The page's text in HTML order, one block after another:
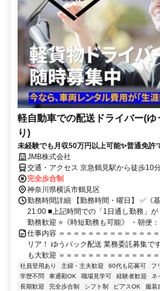
軽自動車での配送ドライバー(
り)
未経験でも月収50万円以上可能✨普通免許
JMB株式会社
交通・アクセス 京急鶴見駅から徒歩10
勤OK
完全歩合制
神奈川県横浜市鶴見区
勤務時間詳細 【勤務時間・曜日】 ✅《
21:00 ■上記時間での「1日通し勤務」
勤務歓迎 ⭐《時短勤務も可能》 ・朝便
仕事内容 ＝＝＝＝＝＝＝＝＝＝＝＝＝
リア！ ゆうパック配送 業務委託募集
も大歓迎 ＝＝＝＝＝＝＝＝＝＝＝＝＝
社員登用あり 主婦・主夫歓迎 60代も応募可 フ
学歴不問
車通勤OK 職場見学可 経験者歓迎 ネ
長期歓迎
完全歩合制 シフト制 ピアスOK 服装